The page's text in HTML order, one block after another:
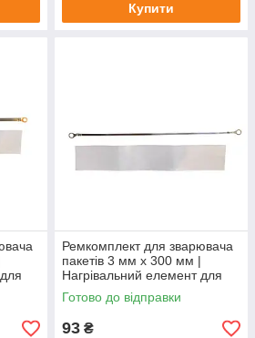
Купити
Ремкомплект для зварювача
пакетів 3 мм x 300 мм |
Нагрівальний елемент для
FS300, PFS300, SF300,
PSF300 Китай
Готово до відправки
93 ₴